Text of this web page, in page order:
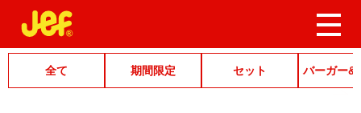
全て 期間限定 セット バーガー&